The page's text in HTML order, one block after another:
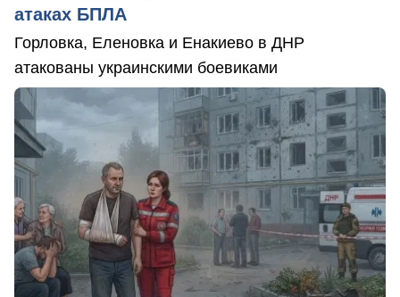
атаках БПЛА
Горловка, Еленовка и Енакиево в ДНР
атакованы украинскими боевиками